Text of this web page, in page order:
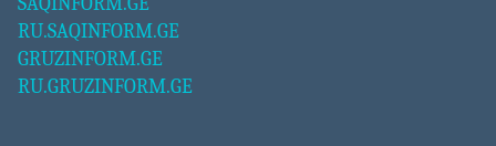
RU.SAQINFORM.GE
GRUZINFORM.GE
RU.GRUZINFORM.GE